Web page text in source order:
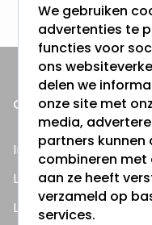
ONZE PRODUCTEN
Inbouwspots
LED Lampen
LED TL Buizen
We gebruiken
advertenties te
functies voor
ons
delen we
onze site met
media,
partners kunnen
combineren met
aan ze heeft
verzameld op
services.